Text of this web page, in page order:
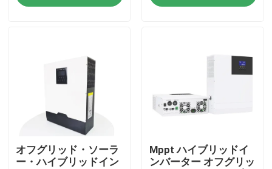
品質管理
ニュース
すべての場合
リチウム イオンライフポ4電池
オフグリッド・ソーラ
ー・ハイブリッドイン
Mppt ハイブリッドイ
ンバーター オフグリッ